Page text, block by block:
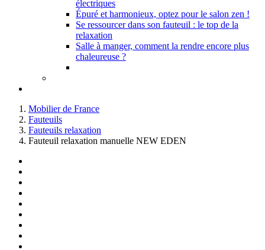
électriques
Épuré et harmonieux, optez pour le salon zen !
Se ressourcer dans son fauteuil : le top de la
relaxation
Salle à manger, comment la rendre encore plus
chaleureuse ?
Mobilier de France
Fauteuils
Fauteuils relaxation
Fauteuil relaxation manuelle NEW EDEN